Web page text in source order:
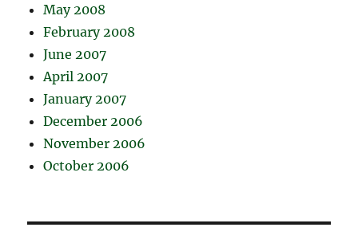
May 2008
February 2008
June 2007
April 2007
January 2007
December 2006
November 2006
October 2006